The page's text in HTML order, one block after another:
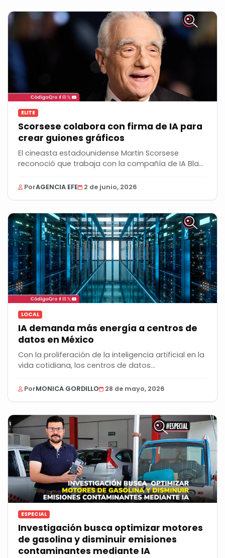
ELITE
Scorsese colabora con firma de IA para
crear guiones gráficos
El cineasta estadounidense Martin Scorsese
reconoció que trabaja con la compañía de IA Black
PorAGENCIA EFE 2 de junio, 2026
LOCAL
IA demanda más energía a centros de
datos en México
Con la proliferación de la inteligencia artificial en la
vida cotidiana, los centros de datos...
PorMONICA GORDILLO 28 de mayo, 2026
ESPECIAL
Investigación busca optimizar motores
de gasolina y disminuir emisiones
contaminantes mediante IA